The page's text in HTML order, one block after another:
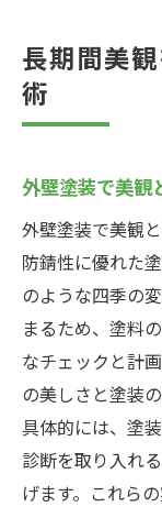
長期間美
術
外壁塗装で美観
外壁塗装で美観
防錆性に優れた
のような四季の
まるため、塗料
なチェックと計
の美しさと塗装
具体的には、塗
診断を取り入れ
げます。これら